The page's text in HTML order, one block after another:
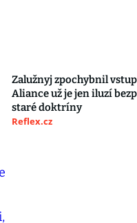
Zalužnyj zpochybnil vstup
Aliance už je jen iluzí
staré doktríny
Reflex.cz